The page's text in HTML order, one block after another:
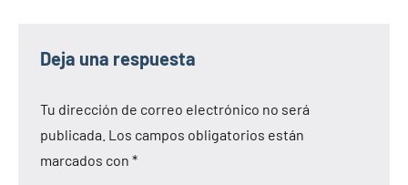
Deja una respuesta
Tu dirección de correo electrónico no será
publicada. Los campos obligatorios están
marcados con *